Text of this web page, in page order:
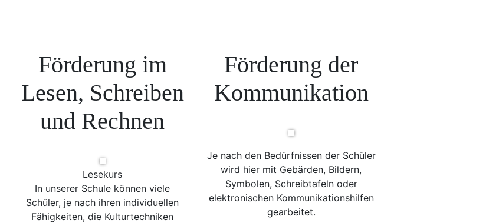
Förderung im
Lesen, Schreiben
und Rechnen
Lesekurs
In unserer Schule können viele
Schüler, je nach ihren individuellen
Fähigkeiten, die Kulturtechniken
Förderung der
Kommunikation
Je nach den Bedürfnissen der Schüler
wird hier mit Gebärden, Bildern,
Symbolen, Schreibtafeln oder
elektronischen Kommunikationshilfen
gearbeitet.